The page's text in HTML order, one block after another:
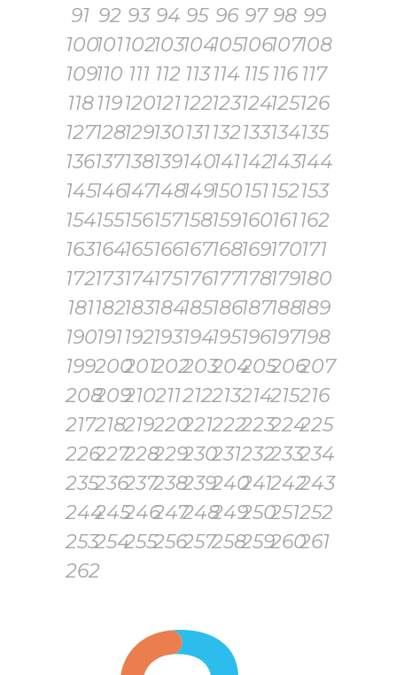
91 92 93 94 95 96 97 98 99
100101102103104105106107108
109110 111 112 113 114 115 116 117
118 119120121122123124125126
127128129130131132133134135
136137138139140141142143144
145146147148149150151152153
154155156157158159160161162
163164165166167168169170171
172173174175176177178179180
181182183184185186187188189
190191192193194195196197198
199200201202203204205206207
208209210211212213214215216
217218219220221222223224225
226227228229230231232233234
235236237238239240241242243
244245246247248249250251252
253254255256257258259260261
262